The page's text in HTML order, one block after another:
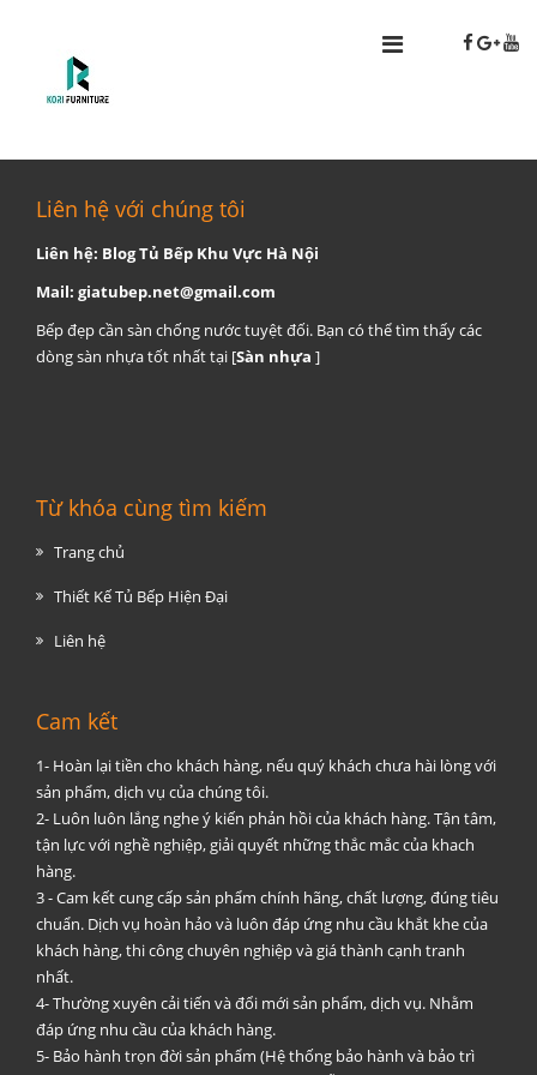
Liên hệ với chúng tôi
Liên hệ: Blog Tủ Bếp Khu Vực Hà Nội
Mail: giatubep.net@gmail.com
Bếp đẹp cần sàn chống nước tuyệt đối. Bạn có thể tìm thấy các
dòng sàn nhựa tốt nhất tại [Sàn nhựa ]
Từ khóa cùng tìm kiếm
Trang chủ
Thiết Kế Tủ Bếp Hiện Đại
Liên hệ
Cam kết
1- Hoàn lại tiền cho khách hàng, nếu quý khách chưa hài lòng với
sản phẩm, dịch vụ của chúng tôi.
2- Luôn luôn lắng nghe ý kiến phản hồi của khách hàng. Tận tâm,
tận lực với nghề nghiệp, giải quyết những thắc mắc của khach
hàng.
3 - Cam kết cung cấp sản phẩm chính hãng, chất lượng, đúng tiêu
chuẩn. Dịch vụ hoàn hảo và luôn đáp ứng nhu cầu khắt khe của
khách hàng, thi công chuyên nghiệp và giá thành cạnh tranh
nhất.
4- Thường xuyên cải tiến và đổi mới sản phẩm, dịch vụ. Nhằm
đáp ứng nhu cầu của khách hàng.
5- Bảo hành trọn đời sản phẩm (Hệ thống bảo hành và bảo trì